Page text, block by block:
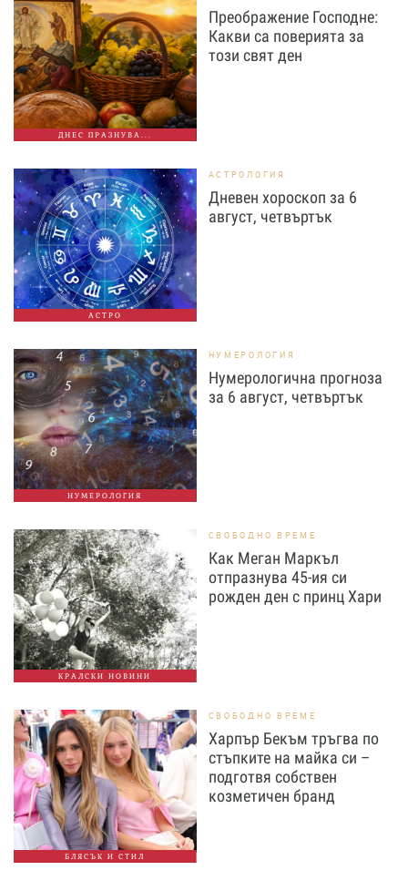
ДНЕС ПРАЗНУВА...
Преображение Господне:
Какви са поверията за
този свят ден
АСТРО
АСТРОЛОГИЯ
Дневен хороскоп за 6
август, четвъртък
НУМЕРОЛОГИЯ
НУМЕРОЛОГИЯ
Нумерологична прогноза
за 6 август, четвъртък
КРАЛСКИ НОВИНИ
СВОБОДНО ВРЕМЕ
Как Меган Маркъл
отпразнува 45-ия си
рожден ден с принц Хари
БЛЯСЪК И СТИЛ
СВОБОДНО ВРЕМЕ
Харпър Бекъм тръгва по
стъпките на майка си –
подготвя собствен
козметичен бранд